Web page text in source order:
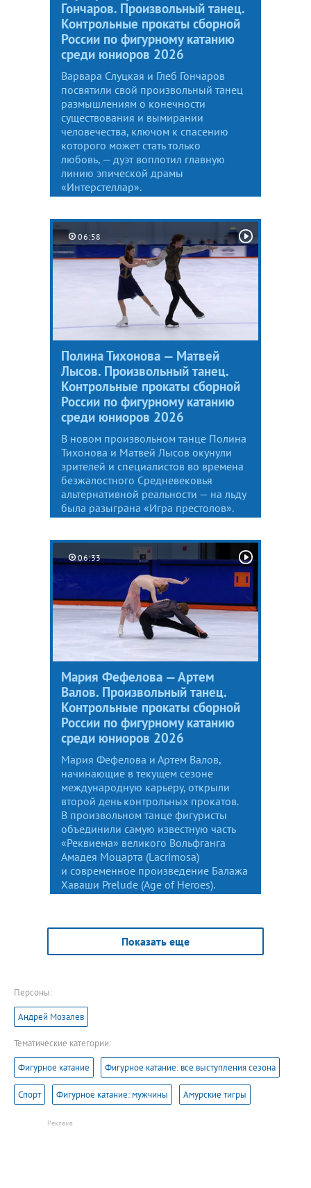
Гончаров. Произвольный танец.
Контрольные прокаты сборной
России по фигурному катанию
среди юниоров 2026
Варвара Слуцкая и Глеб Гончаров
посвятили свой произвольный танец
размышлениям о конечности
существования и вымирании
человечества, ключом к спасению
которого может стать только
любовь, — дуэт воплотил главную
линию эпической драмы
«Интерстеллар».
06:58
Полина Тихонова — Матвей
Лысов. Произвольный танец.
Контрольные прокаты сборной
России по фигурному катанию
среди юниоров 2026
В новом произвольном танце Полина
Тихонова и Матвей Лысов окунули
зрителей и специалистов во времена
безжалостного Средневековья
альтернативной реальности — на льду
была разыграна «Игра престолов».
06:33
Мария Фефелова — Артем
Валов. Произвольный танец.
Контрольные прокаты сборной
России по фигурному катанию
среди юниоров 2026
Мария Фефелова и Артем Валов,
начинающие в текущем сезоне
международную карьеру, открыли
второй день контрольных прокатов.
В произвольном танце фигуристы
объединили самую известную часть
«Реквиема» великого Вольфганга
Амадея Моцарта (Lacrimosa)
и современное произведение Балажа
Хаваши Prelude (Age of Heroes).
Показать еще
Персоны:
Андрей Мозалев
Тематические категории:
Фигурное катание Фигурное катание: все выступления сезона
Спорт Фигурное катание: мужчины Амурские тигры